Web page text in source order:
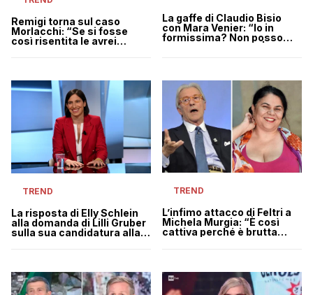
Remigi torna sul caso
Morlacchi: “Se si fosse
così risentita le avrei
La gaffe di Claudio Bisio
con Mara Venier: “Io in
formissima? Non posso
TREND
La risposta di Elly Schlein
alla domanda di Lilli Gruber
sulla sua candidatura alla
TREND
L’infimo attacco di Feltri a
Michela Murgia: “È così
cattiva perché è brutta